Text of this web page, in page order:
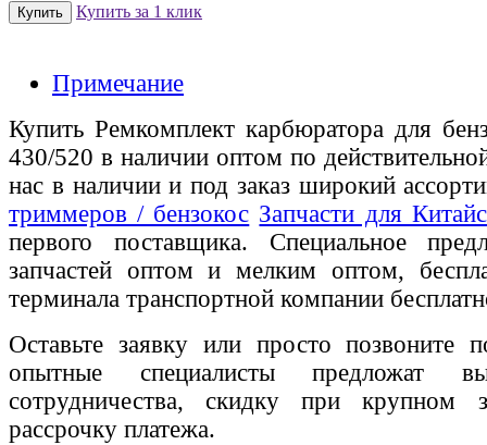
Купить за 1 клик
Примечание
Купить Ремкомплект карбюратора для
430/520 в наличии оптом по
нас в наличии и под заказ широкий
триммеров / бензокос Запчасти для
первого поставщика. Специальное
запчастей оптом и мелким оптом,
терминала транспортной компании
Оставьте заявку или просто позвоните
опытные специалисты предложат
сотрудничества, скидку при крупном
рассрочку платежа.